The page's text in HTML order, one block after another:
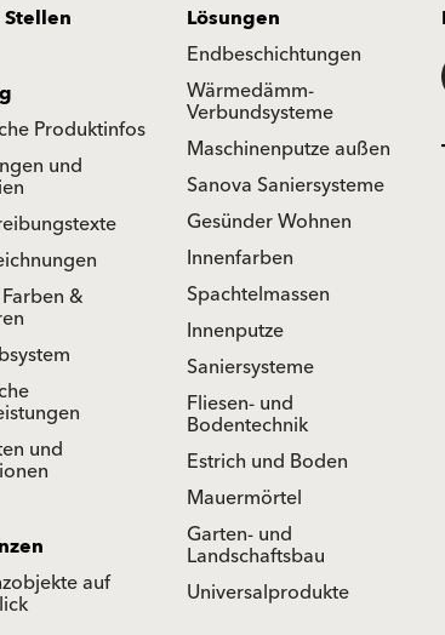
Lösungen
Endbeschichtungen
Wärmedämm-
Verbundsysteme
Maschinenputze außen
Sanova Saniersysteme
Gesünder Wohnen
Innenfarben
Spachtelmassen
Innenputze
Saniersysteme
Fliesen- und
Bodentechnik
Estrich und Boden
Mauermörtel
Garten- und
Landschaftsbau
Universalprodukte
Produktinfos
und
&
und
auf